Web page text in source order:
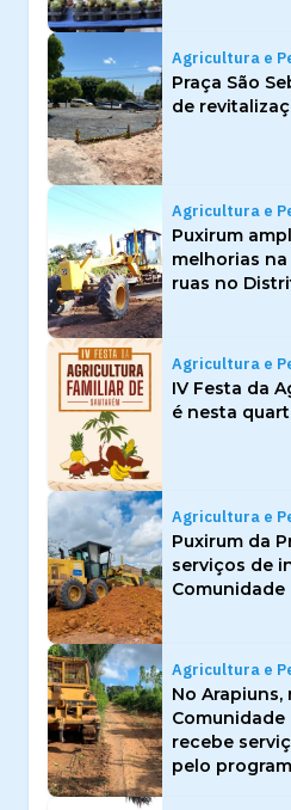
Agricultura e
Praça São
de
Agricultura e
Puxirum
melhorias
ruas no
Agricultura e
IV Festa da
é nesta
Agricultura e
Puxirum da
serviços de
Comunidade
Agricultura e
No Arapiuns,
Comunidade
recebe
pelo